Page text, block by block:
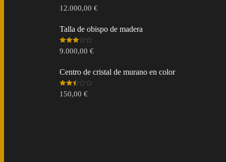
Valorado
en3.67
12.000,00€
Talla de obispo de madera
Valorado
en3.00
9.000,00€
Centro de cristal de murano en color
Valorado
en
150,00€